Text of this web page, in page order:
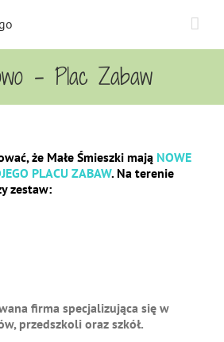
– Plac Zabaw
że Małe Śmieszki mają NOWE
PLACU ZABAW. Na terenie
zestaw:
firma specjalizująca się w
przedszkoli oraz szkół.